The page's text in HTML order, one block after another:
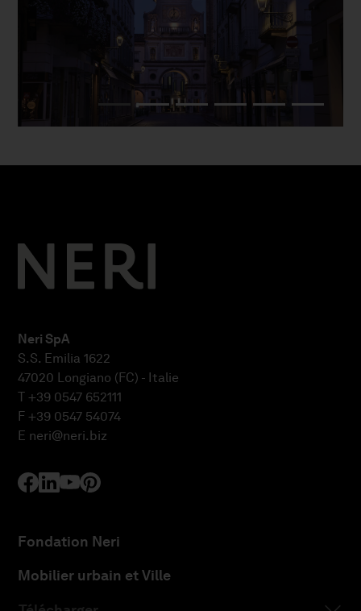
Neri SpA
S.S. Emilia 1622
47020 Longiano (FC) - Italie
T +39 0547 652111
F +39 0547 54074
E neri@neri.biz
Fondation Neri
Mobilier urbain et Ville